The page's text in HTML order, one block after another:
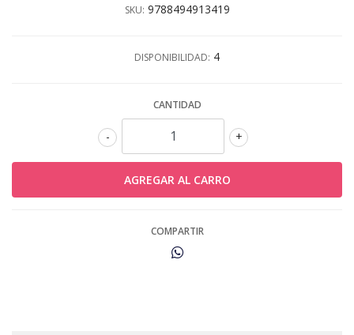
SKU: 9788494913419
DISPONIBILIDAD: 4
CANTIDAD
+
-
COMPARTIR